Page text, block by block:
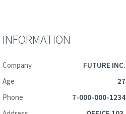
INFORMATION
Company
FUTURE INC.
Age
27
Phone
7-000-000-1234